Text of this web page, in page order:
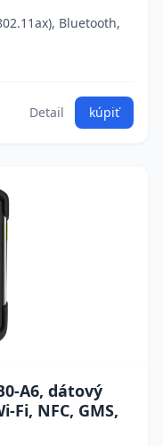
Bluetooth,
Detail kúpiť
A6, dátový
Fi, NFC, GMS,